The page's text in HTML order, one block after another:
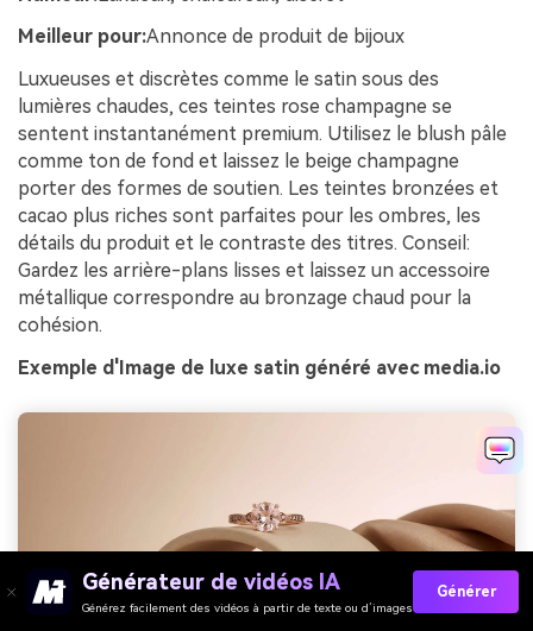
Meilleur pour:Annonce de produit de bijoux
Luxueuses et discrètes comme le satin sous des
lumières chaudes, ces teintes rose champagne se
sentent instantanément premium. Utilisez le blush pâle
comme ton de fond et laissez le beige champagne
porter des formes de soutien. Les teintes bronzées et
cacao plus riches sont parfaites pour les ombres, les
détails du produit et le contraste des titres. Conseil:
Gardez les arrière-plans lisses et laissez un accessoire
métallique correspondre au bronzage chaud pour la
cohésion.
Exemple d'Image de luxe satin généré avec media.io
Générateur de vidéos IA
Générez facilement des vidéos à partir de texte ou d’images
Générer